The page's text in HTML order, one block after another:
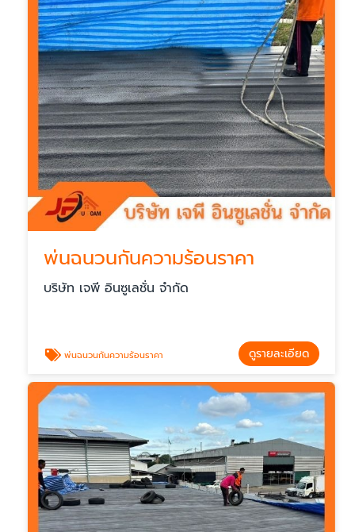
พ่นฉนวนกันความร้อนราคา
บริษัท เจพี อินซูเลชั่น จำกัด
พ่นฉนวนกันความร้อนราคา ดูรายละเอียด